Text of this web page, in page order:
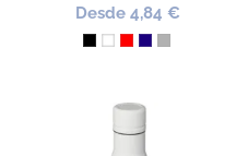
Desde 4,84 €
NegroBlanco
RojoAzul Oscuro
Plata